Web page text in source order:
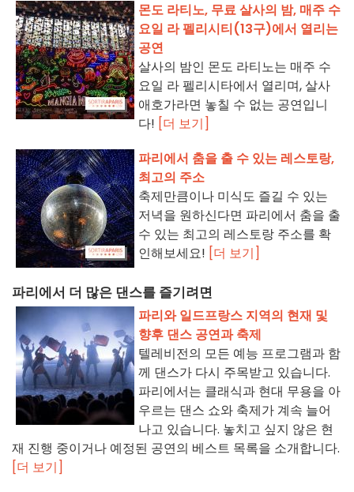
몬도 라티노, 무료 살사의 밤, 매주 수
요일 라 펠리시티(13구)에서 열리는
공연
살사의 밤인 몬도 라티노는 매주 수
요일 라 펠리시타에서 열리며, 살사
애호가라면 놓칠 수 없는 공연입니
다! [더 보기]
파리에서 춤을 출 수 있는 레스토랑,
최고의 주소
축제만큼이나 미식도 즐길 수 있는
저녁을 원하신다면 파리에서 춤을 출
수 있는 최고의 레스토랑 주소를 확
인해보세요! [더 보기]
파리에서 더 많은 댄스를 즐기려면
파리와 일드프랑스 지역의 현재 및
향후 댄스 공연과 축제
텔레비전의 모든 예능 프로그램과 함
께 댄스가 다시 주목받고 있습니다.
파리에서는 클래식과 현대 무용을 아
우르는 댄스 쇼와 축제가 계속 늘어
나고 있습니다. 놓치고 싶지 않은 현
재 진행 중이거나 예정된 공연의 베스트 목록을 소개합니다.
[더 보기]